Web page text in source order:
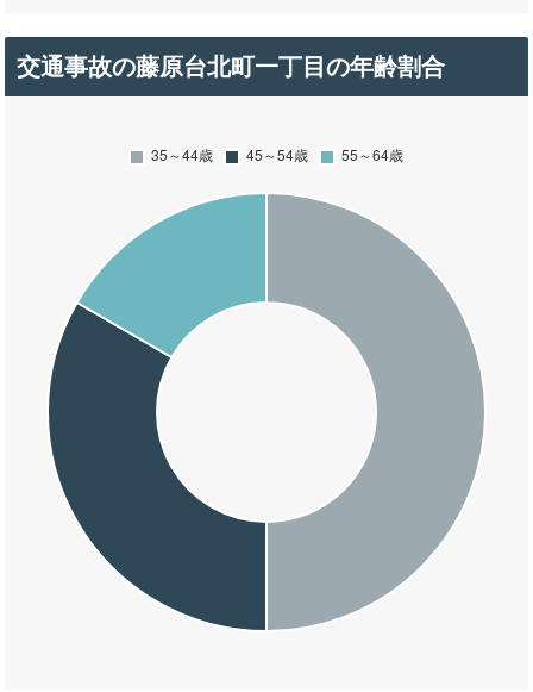
交通事故の藤原台北町一丁目の年齢割合